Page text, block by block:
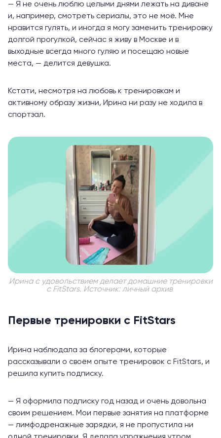
— Я не очень люблю целыми днями лежать на диване
и, например, смотреть сериалы, это не моё. Мне
нравится гулять, и иногда я могу заменить тренировку
долгой прогулкой, сейчас я живу в Москве и в
выходные всегда много гуляю и посещаю новые
места, — делится девушка.
Кстати, несмотря на любовь к тренировкам и
активному образу жизни, Ирина ни разу не ходила в
спортзал.
Ирина с удовольствием делает домашние тренировки
с FitStars. Источник: личный архив
Первые тренировки с FitStars
Ирина наблюдала за блогерами, которые
рассказывали о своём опыте тренировок с FitStars, и
решила купить подписку.
— Я оформила подписку год назад и очень довольна
своим решением. Мои первые занятия на платформе
— лимфодренажные зарядки, я не пропустила ни